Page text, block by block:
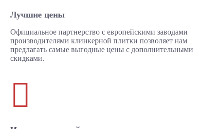
Лучшие цены
Официальное партнерство с европейскими заводами
производителями клинкерной плитки позволяет нам
предлагать самые выгодные цены с дополнительными
скидками.
